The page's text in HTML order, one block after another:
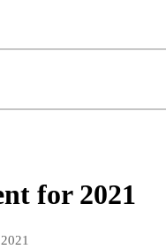
for 2021